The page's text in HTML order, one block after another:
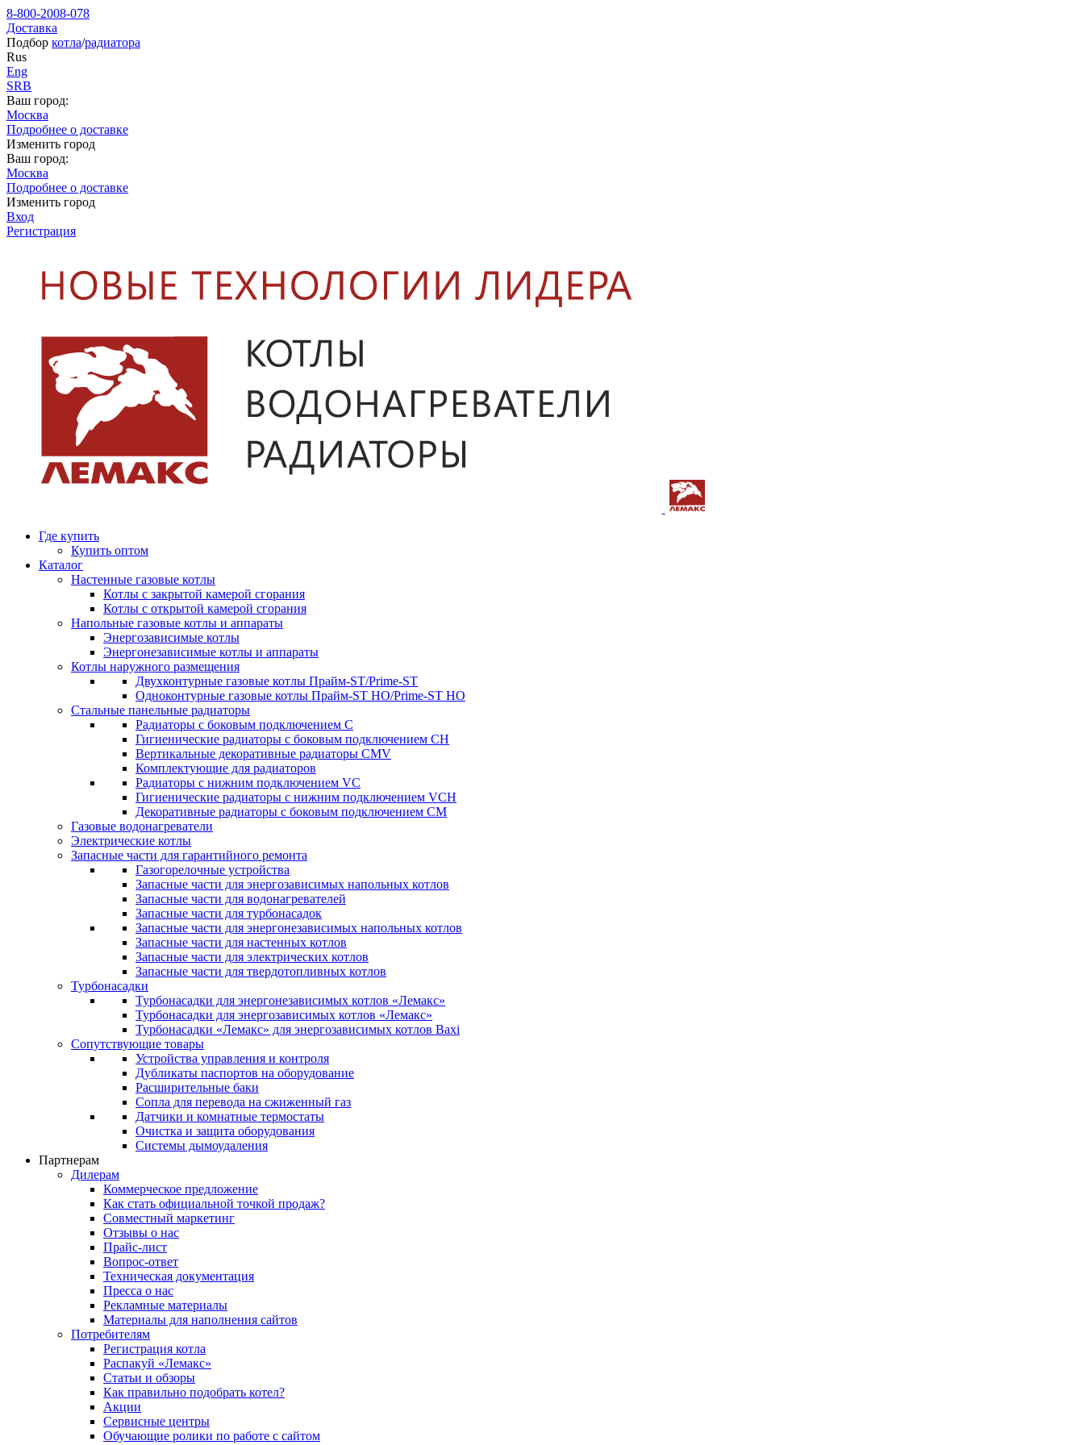
8-800-2008-078
Доставка
Подбор котла/радиатора
Rus
Eng
SRB
Ваш город:
Москва
Подробнее о доставке
Изменить город
Ваш город:
Москва
Подробнее о доставке
Изменить город
Вход
Регистрация
Где купить
Купить оптом
Каталог
Настенные газовые котлы
Котлы с закрытой камерой сгорания
Котлы с открытой камерой сгорания
Напольные газовые котлы и аппараты
Энергозависимые котлы
Энергонезависимые котлы и аппараты
Котлы наружного размещения
Двухконтурные газовые котлы Прайм-ST/Prime-ST
Одноконтурные газовые котлы Прайм-ST HO/Prime-ST HO
Стальные панельные радиаторы
Радиаторы c боковым подключением C
Гигиенические радиаторы c боковым подключением CH
Вертикальные декоративные радиаторы CMV
Комплектующие для радиаторов
Радиаторы c нижним подключением VC
Гигиенические радиаторы c нижним подключением VCH
Декоративные радиаторы с боковым подключением CM
Газовые водонагреватели
Электрические котлы
Запасные части для гарантийного ремонта
Газогорелочные устройства
Запасные части для энергозависимых напольных котлов
Запасные части для водонагревателей
Запасные части для турбонасадок
Запасные части для энергонезависимых напольных котлов
Запасные части для настенных котлов
Запасные части для электрических котлов
Запасные части для твердотопливных котлов
Турбонасадки
Турбонасадки для энергонезависимых котлов «Лемакс»
Турбонасадки для энергозависимых котлов «Лемакс»
Турбонасадки «Лемакс» для энергозависимых котлов Baxi
Сопутствующие товары
Устройства управления и контроля
Дубликаты паспортов на оборудование
Расширительные баки
Сопла для перевода на сжиженный газ
Датчики и комнатные термостаты
Очистка и защита оборудования
Системы дымоудаления
Партнерам
Дилерам
Коммерческое предложение
Как стать официальной точкой продаж?
Совместный маркетинг
Отзывы о нас
Прайс-лист
Вопрос-ответ
Техническая документация
Пресса о нас
Рекламные материалы
Материалы для наполнения сайтов
Потребителям
Регистрация котла
Распакуй «Лемакс»
Статьи и обзоры
Как правильно подобрать котел?
Акции
Сервисные центры
Обучающие ролики по работе с сайтом